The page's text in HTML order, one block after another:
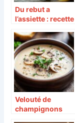
Du rebut a
l’assiette : recette
pommes anti-
gaspi facile et
economique
Velouté de
champignons